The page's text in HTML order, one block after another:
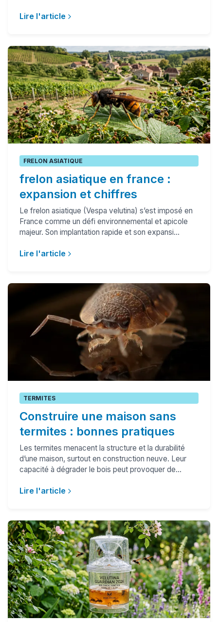
Lire l'article
FRELON ASIATIQUE
frelon asiatique en france :
expansion et chiffres
Le frelon asiatique (Vespa velutina) s’est imposé en
France comme un défi environnemental et apicole
majeur. Son implantation rapide et son expansi...
Lire l'article
TERMITES
Construire une maison sans
termites : bonnes pratiques
Les termites menacent la structure et la durabilité
d’une maison, surtout en construction neuve. Leur
capacité à dégrader le bois peut provoquer de...
Lire l'article